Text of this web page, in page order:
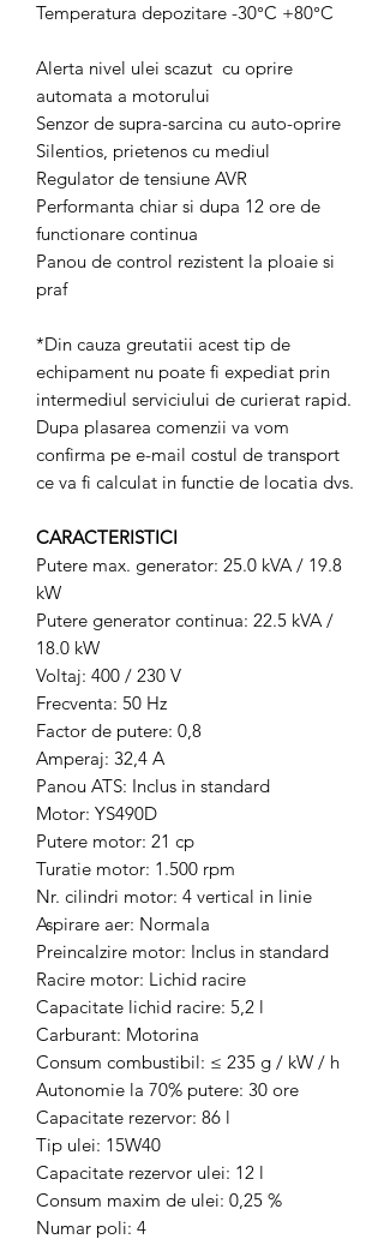
Temperatura depozitare -30°C +80°C
Alerta nivel ulei scazut cu oprire
automata a motorului
Senzor de supra-sarcina cu auto-oprire
Silentios, prietenos cu mediul
Regulator de tensiune AVR
Performanta chiar si dupa 12 ore de
functionare continua
Panou de control rezistent la ploaie si
praf
*Din cauza greutatii acest tip de
echipament nu poate fi expediat prin
intermediul serviciului de curierat rapid.
Dupa plasarea comenzii va vom
confirma pe e-mail costul de transport
ce va fi calculat in functie de locatia dvs.
CARACTERISTICI
Putere max. generator: 25.0 kVA / 19.8
kW
Putere generator continua: 22.5 kVA /
18.0 kW
Voltaj: 400 / 230 V
Frecventa: 50 Hz
Factor de putere: 0,8
Amperaj: 32,4 A
Panou ATS: Inclus in standard
Motor: YS490D
Putere motor: 21 cp
Turatie motor: 1.500 rpm
Nr. cilindri motor: 4 vertical in linie
Aspirare aer: Normala
Preincalzire motor: Inclus in standard
Racire motor: Lichid racire
Capacitate lichid racire: 5,2 l
Carburant: Motorina
Consum combustibil: ≤ 235 g / kW / h
Autonomie la 70% putere: 30 ore
Capacitate rezervor: 86 l
Tip ulei: 15W40
Capacitate rezervor ulei: 12 l
Consum maxim de ulei: 0,25 %
Numar poli: 4